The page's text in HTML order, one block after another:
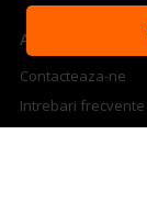
ASISTENTA
Contacteaza-ne
Intrebari frecvente